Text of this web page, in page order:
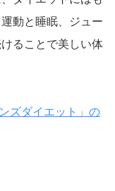
動と睡眠、ジュー
ることで美しい体
ズダイエット」の